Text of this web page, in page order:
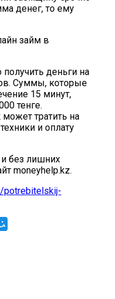
денег, то ему
займ в
деньги на
Суммы, которые
15 минут,
тенге.
тратить на
и оплату
без лишних
moneyhelp.kz.
potrebitelskij-